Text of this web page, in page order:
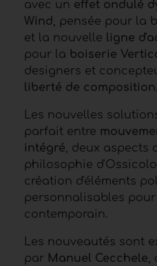
avec un effet ondulé
Wind, pensée pour la
et la nouvelle ligne
pour la boiserie
designers et
liberté de composition.
Les nouvelles
parfait entre
intégré, deux aspects
philosophie
création d'éléments
personnalisables
contemporain.
Les nouveautés sont
par Manuel Cecchele,